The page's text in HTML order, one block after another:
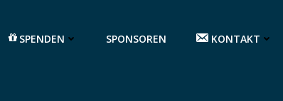
SPENDEN SPONSOREN KONTAKT